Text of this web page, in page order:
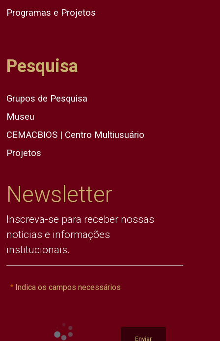
Programas e Projetos
Pesquisa
Grupos de Pesquisa
Museu
CEMACBIOS | Centro Multiusuário
Projetos
Newsletter
Inscreva-se para receber nossas
notícias e informações
institucionais.
Indica os campos necessários
Enviar